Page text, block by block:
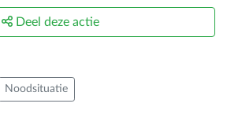
Deel deze actie
Noodsituatie